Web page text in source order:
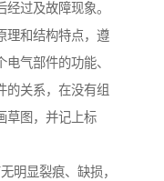
过及故障现象。
理和结构特点，遵
气部件的功能、
的关系，在没有组
草图，并记上标
明显裂痕、缺损，